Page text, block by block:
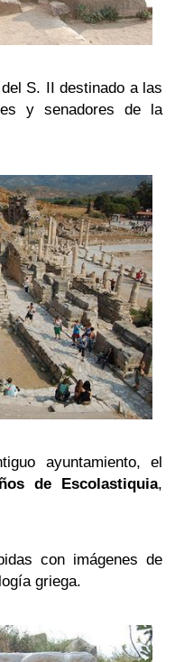
S. II destinado a las
y senadores de la
ayuntamiento, el
de Escolastiquia,
con imágenes de
griega.